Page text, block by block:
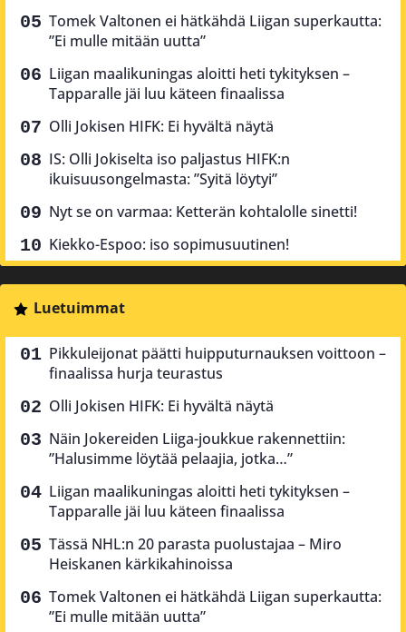
Tomek Valtonen ei hätkähdä Liigan superkautta:
”Ei mulle mitään uutta”
Liigan maalikuningas aloitti heti tykityksen –
Tapparalle jäi luu käteen finaalissa
Olli Jokisen HIFK: Ei hyvältä näytä
IS: Olli Jokiselta iso paljastus HIFK:n
ikuisuusongelmasta: ”Syitä löytyi”
Nyt se on varmaa: Ketterän kohtalolle sinetti!
Kiekko-Espoo: iso sopimusuutinen!
Luetuimmat
Pikkuleijonat päätti huipputurnauksen voittoon –
finaalissa hurja teurastus
Olli Jokisen HIFK: Ei hyvältä näytä
Näin Jokereiden Liiga-joukkue rakennettiin:
”Halusimme löytää pelaajia, jotka…”
Liigan maalikuningas aloitti heti tykityksen –
Tapparalle jäi luu käteen finaalissa
Tässä NHL:n 20 parasta puolustajaa – Miro
Heiskanen kärkikahinoissa
Tomek Valtonen ei hätkähdä Liigan superkautta:
”Ei mulle mitään uutta”